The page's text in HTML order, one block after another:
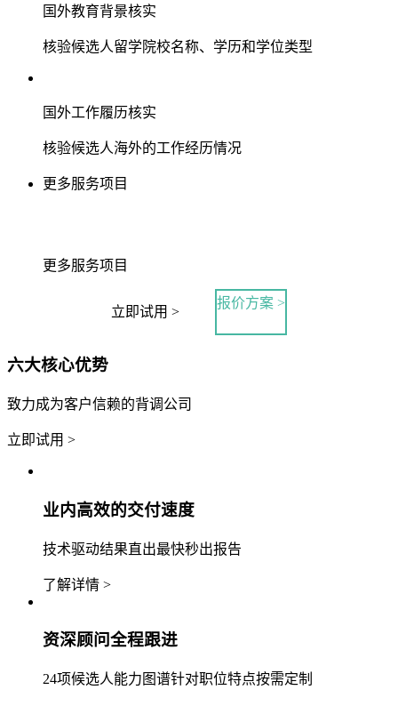
国外教育背景核实
核验候选人留学院校名称、学历和学位类型
国外工作履历核实
核验候选人海外的工作经历情况
更多服务项目
更多服务项目
立即试用 >
报价方案 >
六大核心优势
致力成为客户信赖的背调公司
立即试用 >
业内高效的交付速度
技术驱动结果直出最快秒出报告
了解详情 >
资深顾问全程跟进
24项候选人能力图谱针对职位特点按需定制